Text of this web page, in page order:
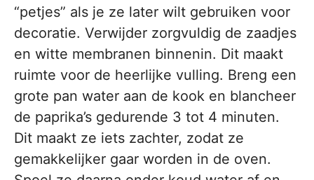
“petjes” als je ze later wilt gebruiken voor
decoratie. Verwijder zorgvuldig de zaadjes
en witte membranen binnenin. Dit maakt
ruimte voor de heerlijke vulling. Breng een
grote pan water aan de kook en blancheer
de paprika’s gedurende 3 tot 4 minuten.
Dit maakt ze iets zachter, zodat ze
gemakkelijker gaar worden in de oven.